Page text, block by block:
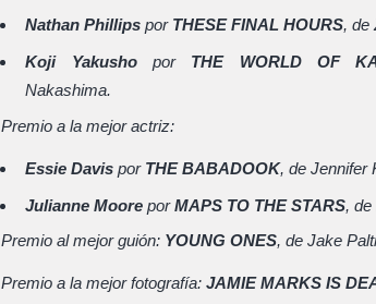
Nathan Phillips porTHESE FINAL HOURS, de
Koji YakushoporTHE WORLD OF
Nakashima.
Premio a la mejor actriz:
Essie Davis porTHE BABADOOK, de Jennifer
Julianne Moore porMAPS TO THE STARS,
Premio al mejor guión: YOUNG ONES, de Jake
Premio a la mejor fotografía: JAMIE MARKS IS